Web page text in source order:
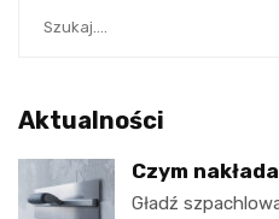
Aktualności
Czym
Gładź